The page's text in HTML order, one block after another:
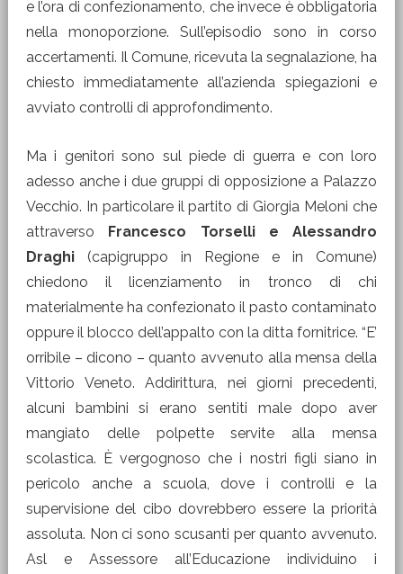
e l’ora di confezionamento, che invece è obbligatoria
nella monoporzione. Sull’episodio sono in corso
accertamenti. Il Comune, ricevuta la segnalazione, ha
chiesto immediatamente all’azienda spiegazioni e
avviato controlli di approfondimento.
Ma i genitori sono sul piede di guerra e con loro
adesso anche i due gruppi di opposizione a Palazzo
Vecchio. In particolare il partito di Giorgia Meloni che
attraverso Francesco Torselli e Alessandro
Draghi(capigruppo in Regione e in Comune)
chiedono il licenziamento in tronco di chi
materialmente ha confezionato il pasto contaminato
oppure il blocco dell’appalto con la ditta fornitrice. “E’
orribile – dicono – quanto avvenuto alla mensa della
Vittorio Veneto. Addirittura, nei giorni precedenti,
alcuni bambini si erano sentiti male dopo aver
mangiato delle polpette servite alla mensa
scolastica. È vergognoso che i nostri figli siano in
pericolo anche a scuola, dove i controlli e la
supervisione del cibo dovrebbero essere la priorità
assoluta. Non ci sono scusanti per quanto avvenuto.
Asl e Assessore all’Educazione individuino i